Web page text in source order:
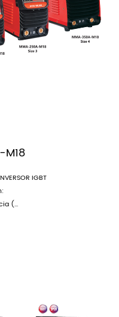
M18
IGBT
(...